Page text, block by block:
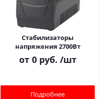
Стабилизаторы
напряжения 2700Вт
от 0 руб. /шт
Подробнее